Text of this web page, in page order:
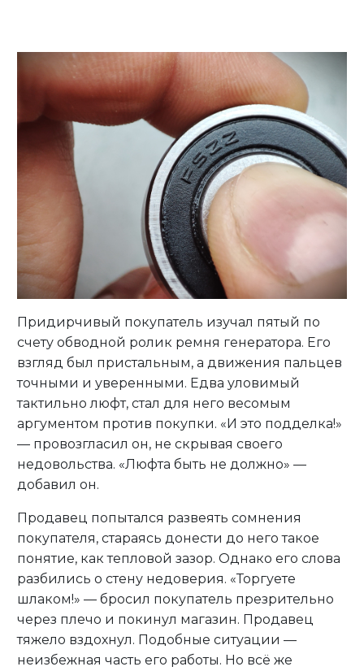
Личный кабинет
Придирчивый покупатель изучал пятый по
счету обводной ролик ремня генератора. Его
взгляд был пристальным, а движения пальцев
точными и уверенными. Едва уловимый
тактильно люфт, стал для него весомым
аргументом против покупки. «И это подделка!»
— провозгласил он, не скрывая своего
недовольства. «Люфта быть не должно» —
добавил он.
Продавец попытался развеять сомнения
покупателя, стараясь донести до него такое
понятие, как тепловой зазор. Однако его слова
разбились о стену недоверия. «Торгуете
шлаком!» — бросил покупатель презрительно
через плечо и покинул магазин. Продавец
тяжело вздохнул. Подобные ситуации —
неизбежная часть его работы. Но всё же